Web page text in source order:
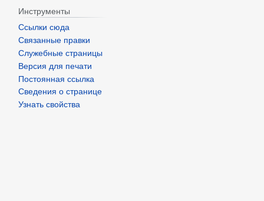
Инструменты
Ссылки сюда
Связанные правки
Служебные страницы
Версия для печати
Постоянная ссылка
Сведения о странице
Узнать свойства